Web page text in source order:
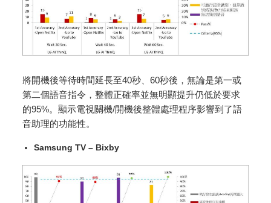
將開機後等待時間延長至40秒、60秒後，無論是第一或
第二個語音指令，整體正確率並無明顯提升仍低於要求
的95%。顯示電視關機/開機後整體處理程序影響到了語
音助理的功能性。
Samsung TV – Bixby